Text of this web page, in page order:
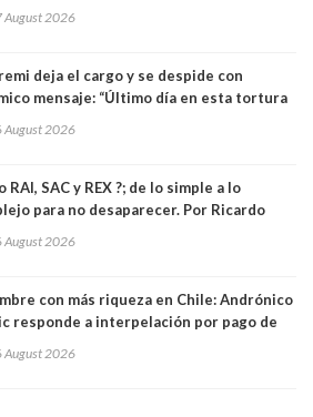
August 2026
deja el cargo y se despide con
mensaje: “Último día en esta tortura
August 2026
RAI, SAC y REX ?; de lo simple a lo
para no desaparecer. Por Ricardo
August 2026
con más riqueza en Chile: Andrónico
responde a interpelación por pago de
me muera”
August 2026